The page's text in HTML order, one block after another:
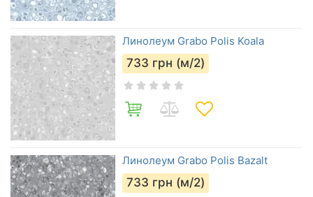
Линолеум Grabo Polis Koala
733 грн (м/2)
Линолеум Grabo Polis Bazalt
733 грн (м/2)